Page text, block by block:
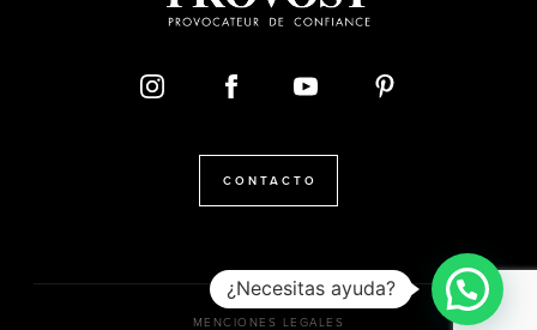
CONTACTO
MENCIONES LEGALES
¿Necesitas ayuda?